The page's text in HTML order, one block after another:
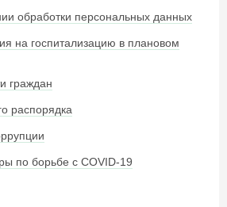
обработки персональных данных
на госпитализацию в плановом
граждан
распорядка
по борьбе с COVID-19